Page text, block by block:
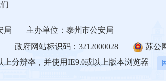
局
主办单位：泰州市公安局
政府网站标识码：3212000028
苏公
上分辨率，并使用IE9.0或以上版本浏览器